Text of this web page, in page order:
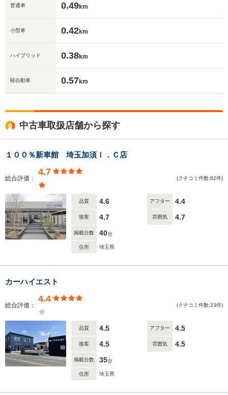
普通車 0.49km
小型車 0.42km
ハイブリッド 0.38km
軽自動車 0.57km
中古車取扱店舗から探す
１００％新車館 埼玉加須Ｉ．Ｃ店
総合評価：
4.7
(クチコミ件数:82件)
品質 4.6 アフター 4.4
接客 4.7 雰囲気 4.7
掲載台数 40台
住所 埼玉県
カーハイエスト
総合評価：
4.4
(クチコミ件数:23件)
品質 4.5 アフター 4.5
接客 4.5 雰囲気 4.5
掲載台数 35台
住所 埼玉県